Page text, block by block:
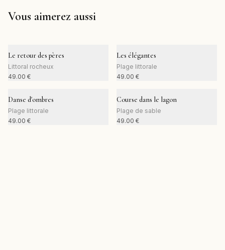
Vous aimerez aussi
Le retour des pères
Littoral rocheux
49.00 €
Les élégantes
Plage littorale
49.00 €
Danse d'ombres
Plage littorale
49.00 €
Course dans le lagon
Plage de sable
49.00 €